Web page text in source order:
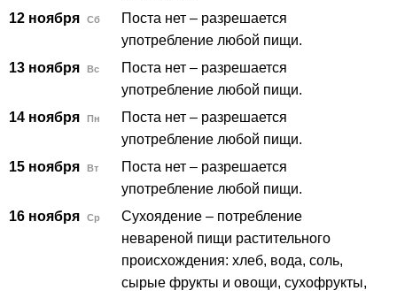
12 ноября
Сб
Поста нет – разрешается
употребление любой пищи.
13 ноября
Вс
Поста нет – разрешается
употребление любой пищи.
14 ноября
Пн
Поста нет – разрешается
употребление любой пищи.
15 ноября
Вт
Поста нет – разрешается
употребление любой пищи.
16 ноября
Ср
Сухоядение – потребление
невареной пищи растительного
происхождения: хлеб, вода, соль,
сырые фрукты и овощи, сухофрукты,